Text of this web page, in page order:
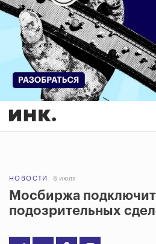
НОВОСТИ 8 июля
Мосбиржа
подозрительных